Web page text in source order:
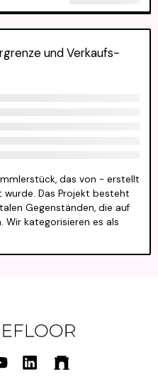
und Verkaufs-
das von - erstellt
wurde. Das Projekt besteht
Gegenständen, die auf
Wir kategorisieren es als